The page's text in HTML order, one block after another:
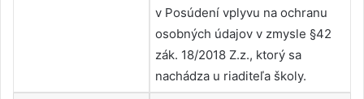
v Posúdení vplyvu na ochranu
osobných údajov v zmysle §42
zák. 18/2018 Z.z., ktorý sa
nachádza u riaditeľa školy.